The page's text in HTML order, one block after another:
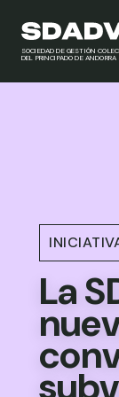
SOCIEDAD DE GESTIÓN
DEL PRINCIPADO DE ANDORRA
La